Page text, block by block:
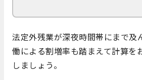
法定外残業が深夜時間帯にまで及
働による割増率も踏まえて計算を
しましょう。